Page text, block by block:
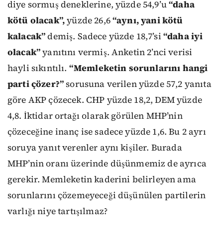
diye sormuş deneklerine, yüzde 54,9’u“daha
kötü olacak”,yüzde 26,6“aynı, yani kötü
kalacak”demiş. Sadece yüzde 18,7’si “daha iyi
olacak”yanıtını vermiş. Anketin 2’nci verisi
hayli sıkıntılı. “Memleketin sorunlarını hangi
parti çözer?”sorusuna verilen yüzde 57,2 yanıta
göre AKP çözecek. CHP yüzde 18,2, DEM yüzde
4,8. İktidar ortağı olarak görülen MHP’nin
çözeceğine inanç ise sadece yüzde 1,6. Bu 2 ayrı
soruya yanıt verenler aynı kişiler. Burada
MHP’nin oranı üzerinde düşünmemiz de ayrıca
gerekir. Memleketin kaderini belirleyen ama
sorunlarını çözemeyeceği düşünülen partilerin
varlığı niye tartışılmaz?